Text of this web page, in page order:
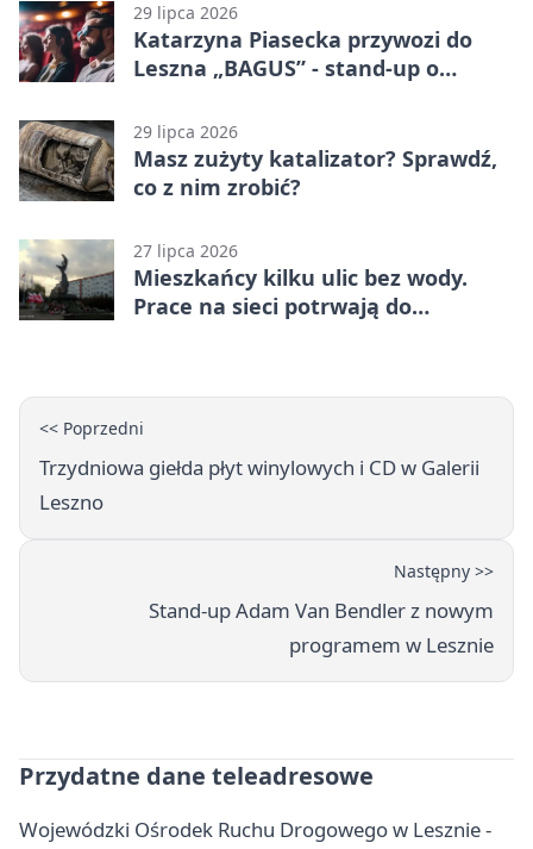
29 lipca 2026
Katarzyna Piasecka przywozi do
Leszna „BAGUS” - stand-up o
29 lipca 2026
Masz zużyty katalizator? Sprawdź,
co z nim zrobić?
27 lipca 2026
Mieszkańcy kilku ulic bez wody.
Prace na sieci potrwają do
<< Poprzedni
Trzydniowa giełda płyt winylowych i CD w Galerii
Leszno
Następny >>
Stand-up Adam Van Bendler z nowym
programem w Lesznie
Przydatne dane teleadresowe
Wojewódzki Ośrodek Ruchu Drogowego w Lesznie -